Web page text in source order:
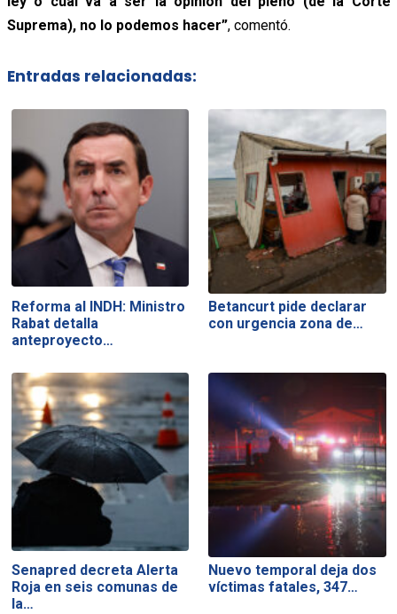
Suprema), no lo podemos hacer”, comentó.
Entradas relacionadas:
Reforma al INDH: Ministro
Rabat detalla
anteproyecto…
Betancurt pide declarar
con urgencia zona de…
Senapred decreta Alerta
Roja en seis comunas de
la…
Nuevo temporal deja dos
víctimas fatales, 347…